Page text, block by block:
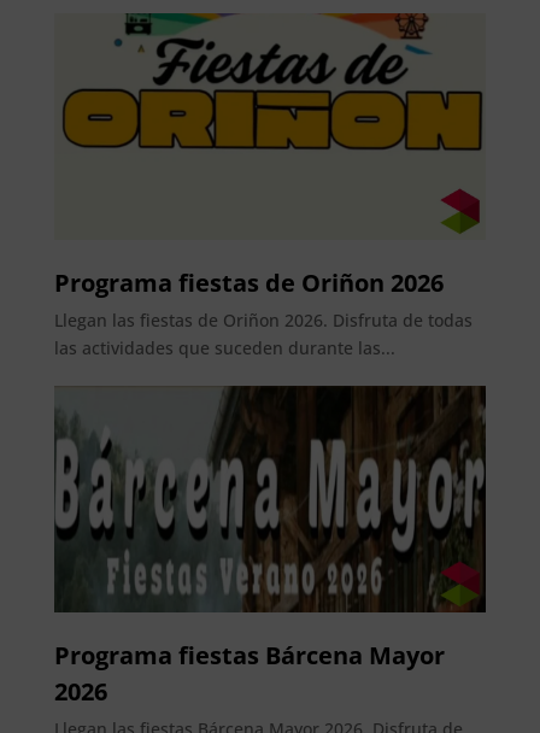
Programa fiestas de Oriñon 2026
Llegan las fiestas de Oriñon 2026. Disfruta de todas
las actividades que suceden durante las...
Programa fiestas Bárcena Mayor
2026